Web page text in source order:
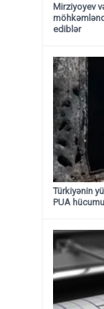
Mirziyoyev
ediblər
Türkiyənin
PUA